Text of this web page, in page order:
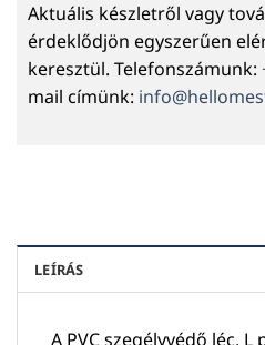
Aktuális készletről vagy
érdeklődjön egyszerűen
keresztül. Telefonszámunk:
mail címünk:
LEÍRÁS
A PVC szegélyvédő léc, L